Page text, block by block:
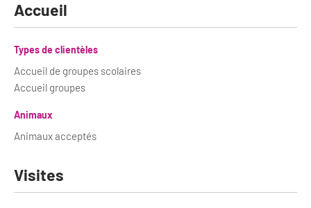
Le Label Villes et Villages Fleuris
L'organisation du label
S'investir dans le label
L'organisation des visites
Remise des Prix
Inscription à la newsletter
Institutionnels du tourisme
Accueil
Types de clientèles
Accueil de groupes scolaires
Accueil groupes
Animaux
Animaux acceptés
Visites